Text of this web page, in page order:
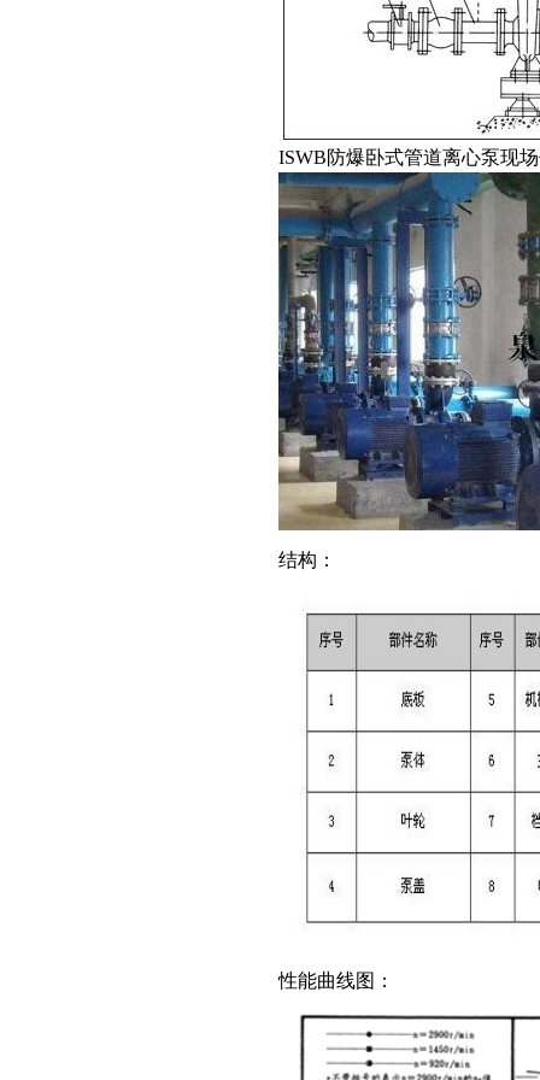
ISWB防爆卧式管道离心泵现
结构：
性能曲线图：